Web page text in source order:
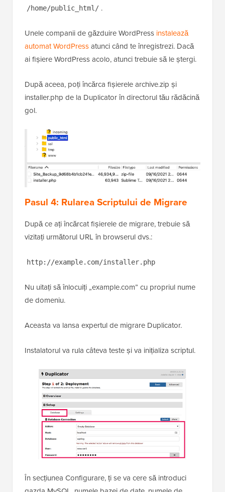
/home/public_html/ .
Unele companii de găzduire WordPress instalează
automat WordPressatunci când te înregistrezi. Dacă
ai fișiere WordPress acolo, atunci trebuie să le ștergi.
După aceea, poți încărca fișierele archive.zip și
installer.php de la Duplicator în directorul tău rădăcină
gol.
Pasul 4: Rularea Scriptului de Migrare
După ce ați încărcat fișierele de migrare, trebuie să
vizitați următorul URL în browserul dvs.:
http://example.com/installer.php
Nu uitați să înlocuiți „example.com” cu propriul nume
de domeniu.
Aceasta va lansa expertul de migrare Duplicator.
Instalatorul va rula câteva teste și va inițializa scriptul.
În secțiunea Configurare, ți se va cere să introduci